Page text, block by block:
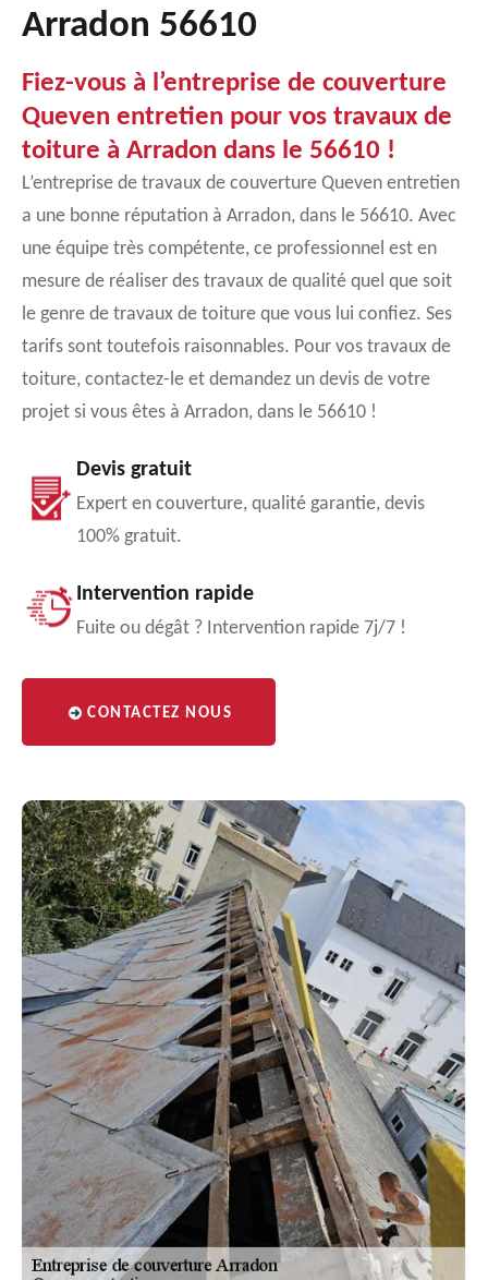
Arradon 56610
Fiez-vous à l’entreprise de couverture
Queven entretien pour vos travaux de
toiture à Arradon dans le 56610 !
L’entreprise de travaux de couverture Queven entretien
a une bonne réputation à Arradon, dans le 56610. Avec
une équipe très compétente, ce professionnel est en
mesure de réaliser des travaux de qualité quel que soit
le genre de travaux de toiture que vous lui confiez. Ses
tarifs sont toutefois raisonnables. Pour vos travaux de
toiture, contactez-le et demandez un devis de votre
projet si vous êtes à Arradon, dans le 56610 !
Devis gratuit
Expert en couverture, qualité garantie, devis
100% gratuit.
Intervention rapide
Fuite ou dégât ? Intervention rapide 7j/7 !
CONTACTEZ NOUS